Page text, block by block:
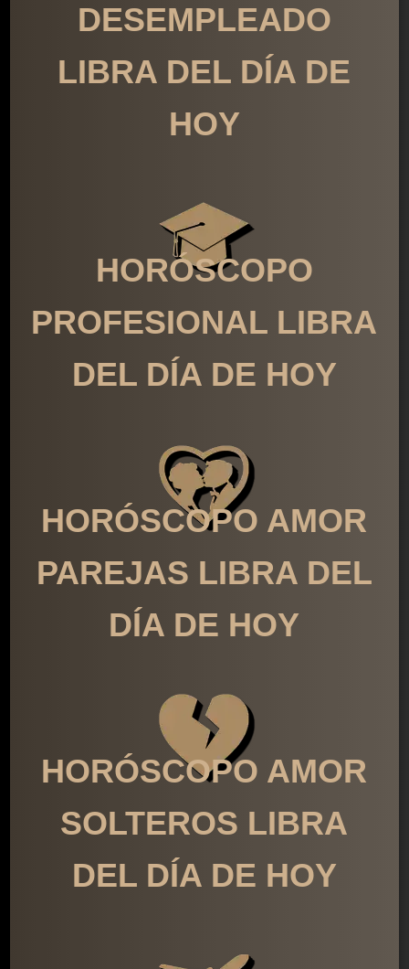
DESEMPLEADO
LIBRA DEL DÍA DE
HOY
HORÓSCOPO
PROFESIONAL LIBRA
DEL DÍA DE HOY
HORÓSCOPO AMOR
PAREJAS LIBRA DEL
DÍA DE HOY
HORÓSCOPO AMOR
SOLTEROS LIBRA
DEL DÍA DE HOY